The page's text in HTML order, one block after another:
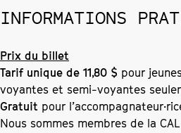
INFORMATIONS
Prix du billet
Tarif unique de 11,80 $ pour
voyantes et semi-voyantes
Gratuit pour
Nous sommes membres de la